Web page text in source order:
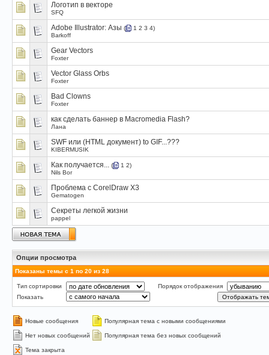
Логотип в векторе
SFQ
Adobe Illustrator: Азы ( 1 2 3 4)
Barkoff
Gear Vectors
Foxter
Vector Glass Orbs
Foxter
Bad Clowns
Foxter
как сделать баннер в Macromedia Flash?
Лана
SWF или (HTML документ) to GIF...???
KIBERMUSIK
Как получается... ( 1 2)
Nils Bor
Проблема с CorelDraw X3
Gematogen
Секреты легкой жизни
pappel
Опции просмотра
Показаны темы с 1 по 20 из 28
Тип сортировки
Порядок отображения
Показать
Новые сообщения Популярная тема с новыми сообщениями
Нет новых сообщений Популярная тема без новых сообщений
Тема закрыта